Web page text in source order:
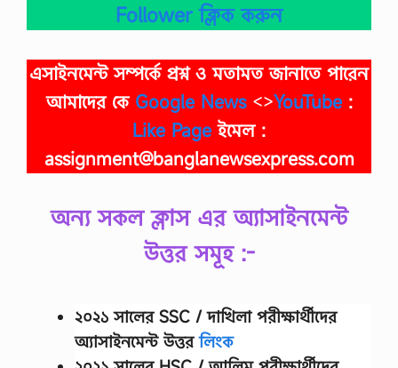
Follower ক্লিক করুন
এসাইনমেন্ট সম্পর্কে প্রশ্ন ও মতামত জানাতে পারেন
আমাদের কে Google News<>YouTube :
Like Page ইমেল :
assignment@banglanewsexpress.com
অন্য সকল ক্লাস এর অ্যাসাইনমেন্ট
উত্তর সমূহ :-
২০২১ সালের SSC / দাখিলা পরীক্ষার্থীদের
অ্যাসাইনমেন্ট উত্তরলিংক